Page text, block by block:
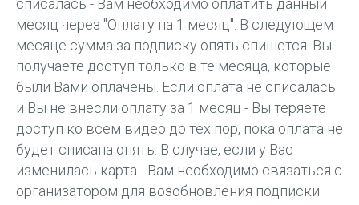
списалась - Вам необходимо оплатить данный
месяц через "Оплату на 1 месяц". В следующем
месяце сумма за подписку опять спишется. Вы
получаете доступ только в те месяца, которые
были Вами оплачены. Если оплата не списалась
и Вы не внесли оплату за 1 месяц - Вы теряете
доступ ко всем видео до тех пор, пока оплата не
будет списана опять. В случае, если у Вас
изменилась карта - Вам необходимо связаться с
организатором для возобновления подписки.